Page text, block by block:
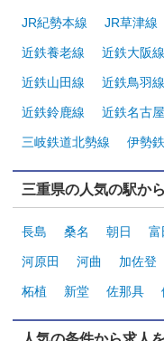
JR紀勢本線 JR草津線
近鉄養老線 近鉄大阪線
近鉄山田線 近鉄鳥羽線
近鉄鈴鹿線 近鉄名古
三岐鉄道北勢線 伊勢
三重県の人気の駅か
長島 桑名 朝日 富
河原田 河曲 加佐登
柘植 新堂 佐那具